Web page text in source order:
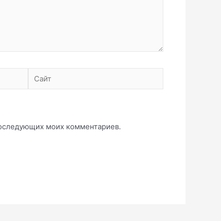
Сайт
моих комментариев.